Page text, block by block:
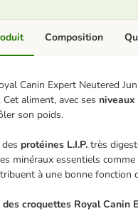
Canin Expert Neutered
aliment, avec ses niveaux
son poids.
protéines L.I.P. très
minéraux essentiels
à une bonne fonction
croquettes Royal Canin
Composition